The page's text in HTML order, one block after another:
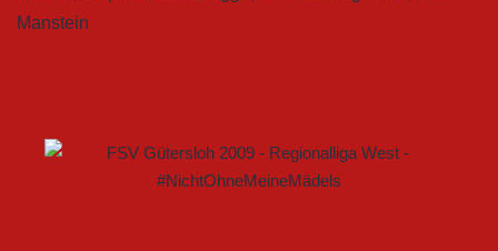
Manstein